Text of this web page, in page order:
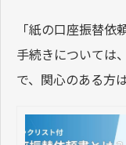
「紙の口座振替
手続きについては
で、関心のある方